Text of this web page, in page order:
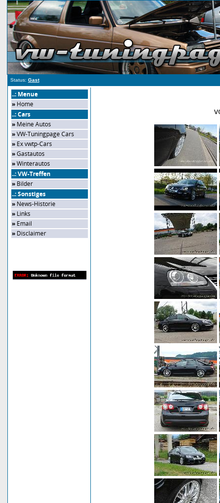
Status: Gast
..: Menue
» Home
..: Cars
» Meine Autos
»VW-Tuningpage Cars
» Ex vwtp-Cars
»Gastautos
»Winterautos
..: VW-Treffen
» Bilder
..: Sonstiges
» News-Historie
» Links
» Email
» Disclaimer